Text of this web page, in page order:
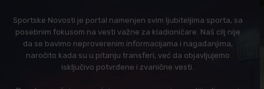
Sportske Novosti je portal namenjen svim ljubiteljima sporta, sa
posebnim fokusom na vesti važne za kladioničare. Naš cilj nije
da se bavimo neproverenim informacijama i nagađanjima,
naročito kada su u pitanju transferi, već da objavljujemo
isključivo potvrđene i zvanične vesti.